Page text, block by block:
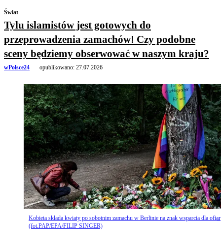
Świat
Tylu islamistów jest gotowych do
przeprowadzenia zamachów! Czy podobne
sceny będziemy obserwować w naszym kraju?
wPolsce24 opublikowano: 27.07.2026
Kobieta składa kwiaty po sobotnim zamachu w Berlinie na znak wsparcia dla ofiar
(fot.PAP/EPA/FILIP SINGER)